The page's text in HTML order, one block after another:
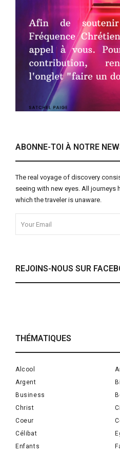
ABONNE-TOI À NOTRE
The real voyage of discovery
seeing with new eyes. All
which the traveler is unaware.
REJOINS-NOUS SUR
THÉMATIQUES
Alcool
Argent
Business
Christ
Coeur
Célibat
Enfants